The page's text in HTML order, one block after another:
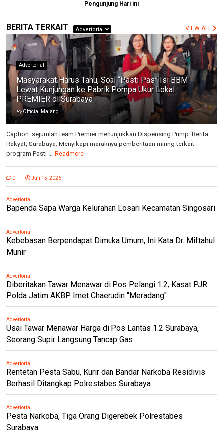
Pengunjung Hari ini
BERITA TERKAIT Advertorial VIEW ALL
Advertorial
Masyarakat Harus Tahu, Soal “Pasti Pas” Isi BBM
Lewat Kunjungan ke Pabrik Pompa Ukur Lokal
PREMIER di Surabaya
ByOfficial Malang
Caption. sejumlah team Premier menunjukkan Dispensing Pump. Berita
Rakyat, Surabaya. Menyikapi maraknya pemberitaan miring terkait
program Pasti ... Readmore
0 Jan 15, 2026
Advertorial
Bapenda Sapa Warga Kelurahan Losari Kecamatan Singosari
Advertorial
Kebebasan Berpendapat Dimuka Umum, Ini Kata Dr. Miftahul
Munir
Advertorial
Diberitakan Tawar Menawar di Pos Pelangi 1.2, Kasat PJR
Polda Jatim AKBP Imet Chaerudin "Meradang"
Advertorial
Usai Tawar Menawar Harga di Pos Lantas 1.2 Surabaya,
Seorang Supir Langsung Tancap Gas
Advertorial
Rentetan Pesta Sabu, Kurir dan Bandar Narkoba Residivis
Berhasil Ditangkap Polrestabes Surabaya
Advertorial
Pesta Narkoba, Tiga Orang Digerebek Polrestabes
Surabaya